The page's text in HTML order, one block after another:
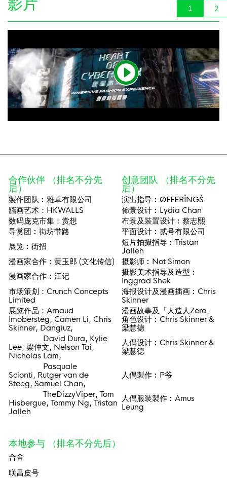
1 2
合作伙伴 （排名不分先
后）
创意团队 （排名不分先
后）
製作团队︰雅卓有限公司
演出指导︰ØFFËRÎNGŠ
牆画艺术：HKWALLS
佈景设计︰Lydia Chan
数码庞克市集：赏想
布景及装置设计︰蔡志熙
导赏团︰街坊带路
平面设计︰贰号有限公司
展览︰街招
短片拍摄指导︰Tristan
Jalleh
漫画家合作：黄玉郎 (文化传信)
摄影师︰Not Simon
漫画家合作：江记
摄影美术指导及造型︰
Inggrad Shek
市场策划：Crunch Concepts
Limited
海报设计及漫画插画︰Chris
Skinner
展览作品：Arnaud
Imobersteg, Camen Li, Chris
Skinner, Dangiuz,
漫画故事及「人造人Zero」
角色设计︰Chris Skinner &
梁慧德
David Dura, Kylie
Lee, 梁仲文, Nelson Tai,
Nicholas Lam,
人偶设计︰Chris Skinner &
梁慧德
Pasquale
Scionti, Rutger van de
Steeg, Samuel Chan,
人偶製作︰P爷
TheDizzyViper, Tom
Hisbergue, Tommy Ng, Tristan
Jalleh
人偶服装製作︰Amus
Leung
本地参与 （排名不分先后）
合舍
联昌皮号